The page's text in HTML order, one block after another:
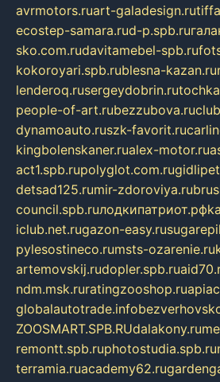
avrmotors.ruart-galadesign.ru
ecostep-samara.rud-p.spb.ru
sko.com.rudavitamebel-spb.ru
kokoroyari.spb.rublesna-kazan.ru
lenderoq.rusergeydobrin.ru
people-of-art.rubezzubova.ru
dynamoauto.ruszk-favorit.ru
kingbolenskaner.rualex-motor.ru
act1.spb.rupolyglot.com.ru
detsad125.rumir-zdoroviya.ru
council.spb.ruлодкипатриот.рф
iclub.net.rugazon-easy.ru
pylesostineco.rumsts-ozarenie.ru
artemovskij.rudopler.spb.ru
ndm.msk.ruratingzooshop.ru
globalautotrade.info
ZOOSMART.SPB.RUdalakony.ru
remontt.spb.ruphotostudia.spb.ru
terramia.ruacademy62.ru